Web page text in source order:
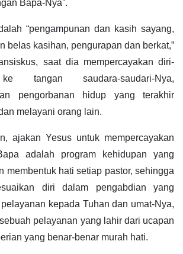
Bapa-Nya”.
“pengampunan dan kasih sayang,
belas kasihan, pengurapan dan berkat,”
saat dia mempercayakan diri-
saudara-saudari-Nya,
pengorbanan hidup yang terakhir
melayani orang lain.
ajakan Yesus untuk mempercayakan
adalah program kehidupan yang
membentuk hati setiap pastor, sehingga
diri dalam pengabdian yang
kepada Tuhan dan umat-Nya,
pelayanan yang lahir dari ucapan
yang benar-benar murah hati.